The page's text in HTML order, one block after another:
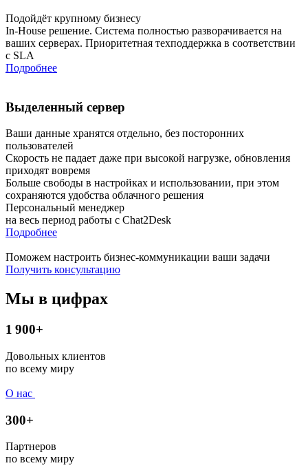
Подойдёт крупному бизнесу
In-House решение. Система полностью разворачивается на
ваших серверах. Приоритетная техподдержка в соответствии
с SLA
Подробнее
Выделенный сервер
Ваши данные хранятся отдельно, без посторонних
пользователей
Скорость не падает даже при высокой нагрузке, обновления
приходят вовремя
Больше свободы в настройках и использовании, при этом
сохраняются удобства облачного решения
Персональный менеджер
на весь период работы с Chat2Desk
Подробнее
Поможем настроить бизнес-коммуникации ваши задачи
Получить консультацию
Мы в цифрах
1 900+
Довольных клиентов
по всему миру
О нас
300+
Партнеров
по всему миру